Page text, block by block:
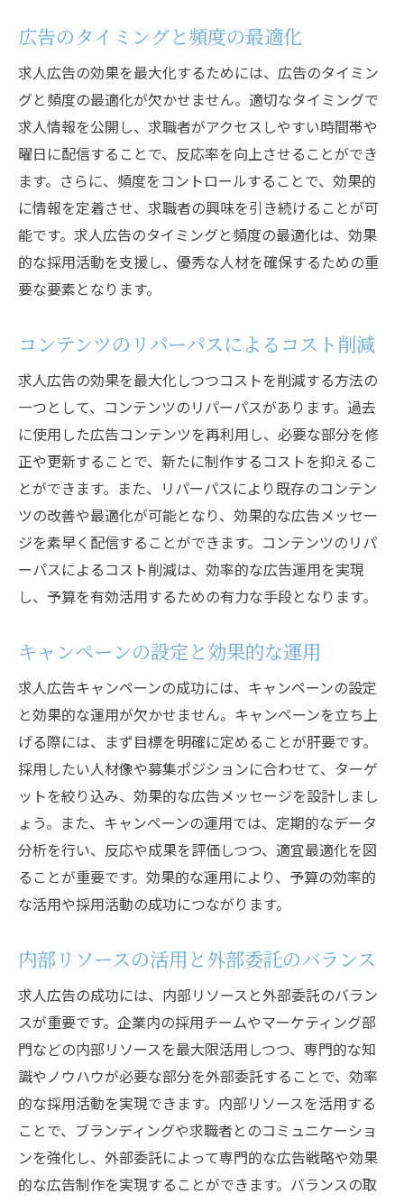
広告のタイミングと頻度の最適化
求人広告の効果を最大化するためには、広告のタイミン
グと頻度の最適化が欠かせません。適切なタイミングで
求人情報を公開し、求職者がアクセスしやすい時間帯や
曜日に配信することで、反応率を向上させることができ
ます。さらに、頻度をコントロールすることで、効果的
に情報を定着させ、求職者の興味を引き続けることが可
能です。求人広告のタイミングと頻度の最適化は、効果
的な採用活動を支援し、優秀な人材を確保するための重
要な要素となります。
コンテンツのリパーパスによるコスト削減
求人広告の効果を最大化しつつコストを削減する方法の
一つとして、コンテンツのリパーパスがあります。過去
に使用した広告コンテンツを再利用し、必要な部分を修
正や更新することで、新たに制作するコストを抑えるこ
とができます。また、リパーパスにより既存のコンテン
ツの改善や最適化が可能となり、効果的な広告メッセー
ジを素早く配信することができます。コンテンツのリパ
ーパスによるコスト削減は、効率的な広告運用を実現
し、予算を有効活用するための有力な手段となります。
キャンペーンの設定と効果的な運用
求人広告キャンペーンの成功には、キャンペーンの設定
と効果的な運用が欠かせません。キャンペーンを立ち上
げる際には、まず目標を明確に定めることが肝要です。
採用したい人材像や募集ポジションに合わせて、ターゲ
ットを絞り込み、効果的な広告メッセージを設計しまし
ょう。また、キャンペーンの運用では、定期的なデータ
分析を行い、反応や成果を評価しつつ、適宜最適化を図
ることが重要です。効果的な運用により、予算の効率的
な活用や採用活動の成功につながります。
内部リソースの活用と外部委託のバランス
求人広告の成功には、内部リソースと外部委託のバラン
スが重要です。企業内の採用チームやマーケティング部
門などの内部リソースを最大限活用しつつ、専門的な知
識やノウハウが必要な部分を外部委託することで、効率
的な採用活動を実現できます。内部リソースを活用する
ことで、ブランディングや求職者とのコミュニケーショ
ンを強化し、外部委託によって専門的な広告戦略や効果
的な広告制作を実現することができます。バランスの取